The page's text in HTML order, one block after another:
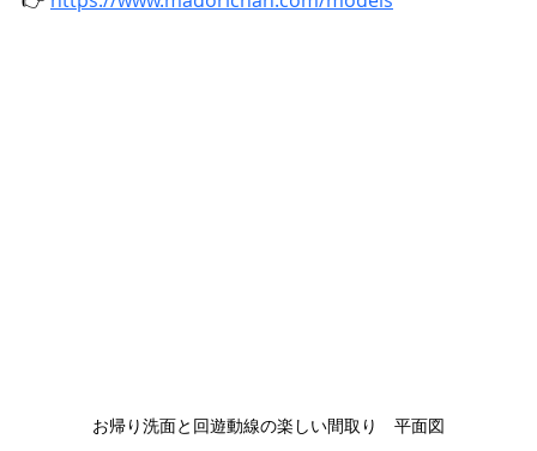
お帰り洗面と回遊動線の楽しい間取り　平面図